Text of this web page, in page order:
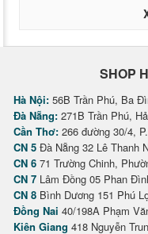
SHOP
Hà Nội: 56B Trần Phú, Ba
Đà Nẵng: 271B Trần Phú,
Cần Thơ: 266 đường 30/4,
CN 5 Đà Nẵng 32 Lê Thanh
CN 6 71 Trường Chinh,
CN 7 Lâm Đồng 05 Phan
CN 8 Bình Dương 151 Phú
Đồng Nai 40/198A Phạm
Kiên Giang 418 Nguyễn